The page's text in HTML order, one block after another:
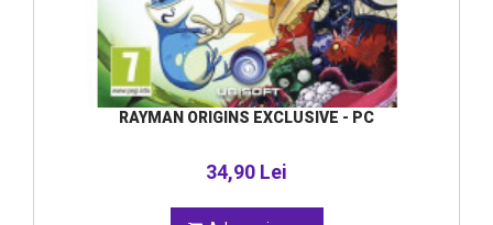
RAYMAN ORIGINS EXCLUSIVE - PC
34,90 Lei